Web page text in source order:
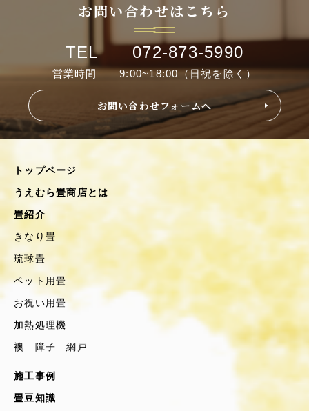
お問い合わせはこちら
TEL 072-873-5990
営業時間 9:00~18:00（日祝を除く）
お問い合わせフォームへ
トップページ
うえむら畳商店とは
畳紹介
きなり畳
琉球畳
ペット用畳
お祝い用畳
加熱処理機
襖 障子 網戸
施工事例
畳豆知識